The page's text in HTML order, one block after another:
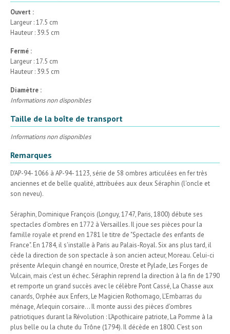
Ouvert :
Largeur : 17.5 cm
Hauteur : 39.5 cm
Fermé :
Largeur : 17.5 cm
Hauteur : 39.5 cm
Diamètre :
Informations non disponibles
Taille de la boîte de transport
Informations non disponibles
Remarques
D'AP-94- 1066 à AP-94- 1123, série de 58 ombres articulées en fer très
anciennes et de belle qualité, attribuées aux deux Séraphin (l'oncle et
son neveu).
Séraphin, Dominique François (Longuy, 1747, Paris, 1800) débute ses
spectacles d'ombres en 1772 à Versailles. Il joue ses pièces pour la
famille royale et prend en 1781 le titre de "Spectacle des enfants de
France". En 1784, il s'installe à Paris au Palais-Royal. Six ans plus tard, il
cède la direction de son spectacle à son ancien acteur, Moreau. Celui-ci
présente Arlequin changé en nourrice, Oreste et Pylade, Les Forges de
Vulcain, mais c'est un échec. Séraphin reprend la direction à la fin de 1790
et remporte un grand succès avec le célèbre Pont Cassé, La Chasse aux
canards, Orphée aux Enfers, Le Magicien Rothomago, L'Embarras du
ménage, Arlequin corsaire... Il monte aussi des pièces d'ombres
patriotiques durant la Révolution : L'Apothicaire patriote, La Pomme à la
plus belle ou la chute du Trône (1794). Il décède en 1800. C'est son